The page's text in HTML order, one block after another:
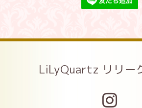
LiLyQuartz リリー